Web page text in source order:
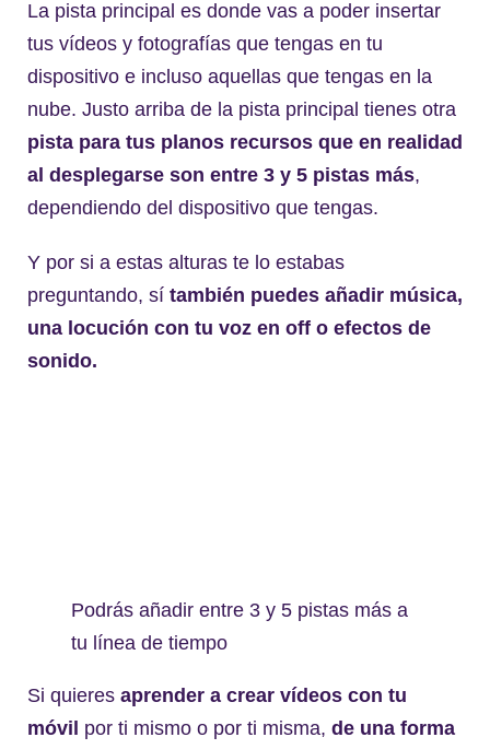
La pista principal es donde vas a poder insertar
tus vídeos y fotografías que tengas en tu
dispositivo e incluso aquellas que tengas en la
nube. Justo arriba de la pista principal tienes otra
pista para tus planos recursos que en realidad
al desplegarse son entre 3 y 5 pistas más,
dependiendo del dispositivo que tengas.
Y por si a estas alturas te lo estabas
preguntando, sí también puedes añadir música,
una locución con tu voz en off o efectos de
sonido.
Podrás añadir entre 3 y 5 pistas más a
tu línea de tiempo
Si quieres aprender a crear vídeos con tu
móvil por ti mismo o por ti misma, de una forma